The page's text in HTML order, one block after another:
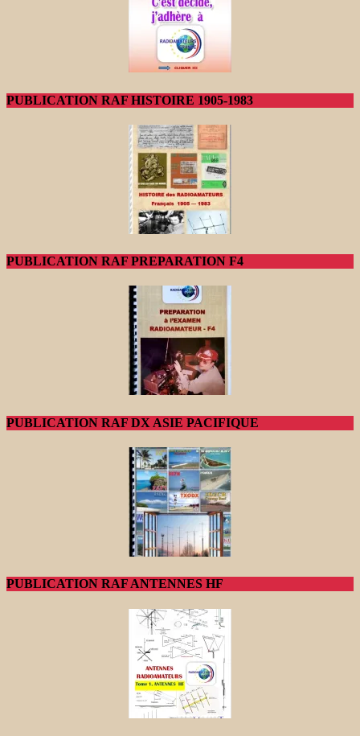
PUBLICATION RAF HISTOIRE 1905-1983
PUBLICATION RAF PREPARATION F4
PUBLICATION RAF DX ASIE PACIFIQUE
PUBLICATION RAF ANTENNES HF